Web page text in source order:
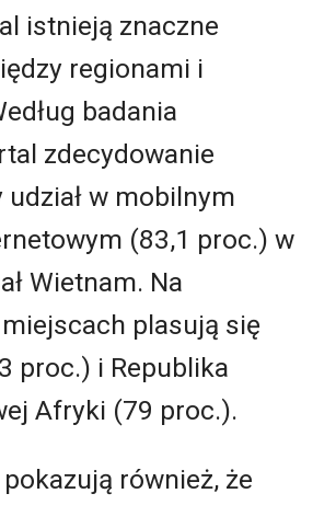
istnieją znaczne
regionami i
badania
zdecydowanie
udział w mobilnym
(83,1 proc.) w
Wietnam. Na
plasują się
proc.) i Republika
Afryki (79 proc.).
również, że